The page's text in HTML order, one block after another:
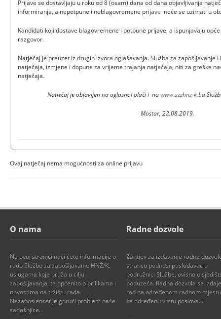
Prijave se dostavljaju u roku od 8 (osam) dana od dana objavljivanja
informiranja, a nepotpune i neblagovremene prijave neće se uzimati u
Kandidati koji dostave blagovremene i potpune prijave, a ispunjavaju
Natječaj je preuzet iz drugih izvora oglašavanja. Služba za zapošljavanje
natječaja, izmjene i dopune za vrijeme trajanja natječaja, niti za greške
natječaja.
Natječaj je objavljen na oglasnoj ploči i nawww.szzhnz-k.ba
Mostar, 22.08.2019.
Ovaj natječaj nema mogućnosti za online prijavu
O nama
Na ovoj stranici naći ćete informacije o
radu Službe za zapošljavanje HNŽ/K,
uslugama koje pruža u cilju
zapošljavanja, te općenito o prilikama i
novostima na tržištu rada.
Nezaposlenost je gorući problem naše
sadašnjice..
Radne dozvole
Zahtjev za izdavanje radne
strancu podnosi poslodavac u
podružnici Službe, ovisno o
poduzeća. Radna dozvola se
rad na određenom radnom
za određenu vrstu poslova...